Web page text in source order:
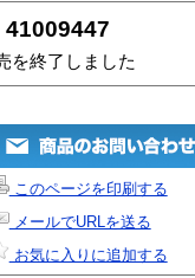
41009447
を終了しました
このページを印刷する
メールでURLを送る
お気に入りに追加する